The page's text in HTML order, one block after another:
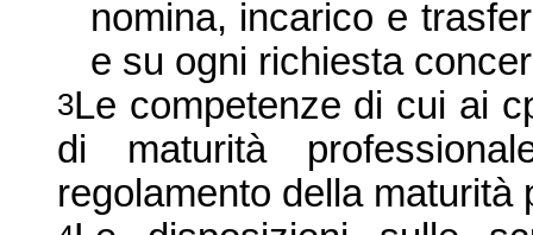
nomina, incarico e
e su ogni richiesta
3Le competenze di cui ai
di maturità
regolamento della maturità